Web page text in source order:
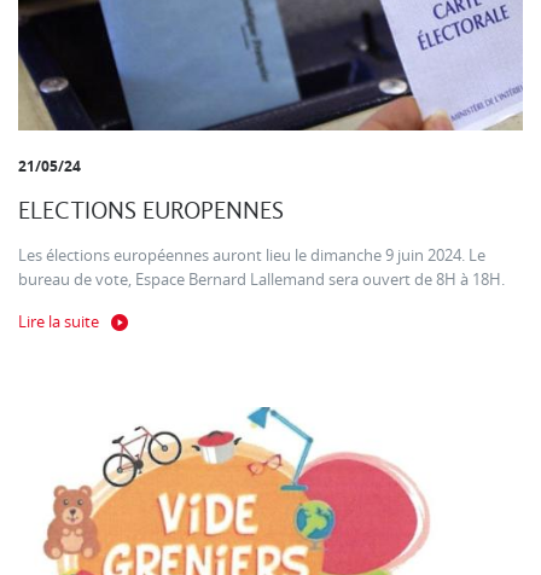
21/05/24
ELECTIONS EUROPENNES
Les élections européennes auront lieu le dimanche 9 juin 2024. Le
bureau de vote, Espace Bernard Lallemand sera ouvert de 8H à 18H.
Lire la suite